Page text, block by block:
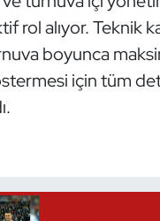
rol alıyor. Teknik
boyunca
için tüm